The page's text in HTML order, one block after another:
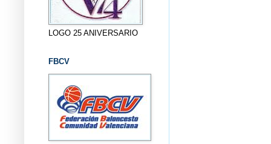
LOGO 25 ANIVERSARIO
FBCV